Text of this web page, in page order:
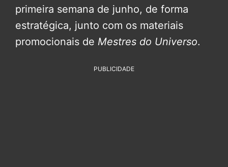
primeira semana de junho, de forma
estratégica, junto com os materiais
promocionais de Mestres do Universo.
PUBLICIDADE